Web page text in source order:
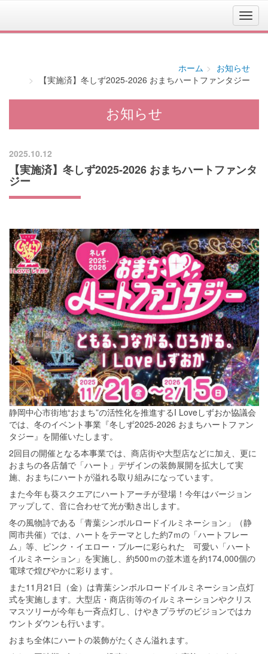
ホーム
お知らせ
【実施済】冬しず2025-2026 おまちハートファンタジー
お知らせ
2025.10.12
【実施済】冬しず2025-2026 おまちハートファンタ
ジー
静岡中心市街地“おまち”の活性化を推進するI Loveしずおか協議会
では、冬のイベント事業『冬しず2025-2026 おまちハートファン
タジー』を開催いたします。
2回目の開催となる本事業では、商店街や大型店などに加え、更に
おまちの各店舗で「ハート」デザインの装飾展開を拡大して実
施、おまちにハートが溢れる取り組みになっています。
また今年も葵スクエアにハートアーチが登場！今年はバージョン
アップして、音に合わせて光が動き出します。
冬の風物詩である「青葉シンボルロードイルミネーション」（静
岡市共催）では、ハートをテーマとした約7ｍの「ハートフレー
ム」等、ピンク・イエロー・ブルーに彩られた 可愛い「ハート
イルミネーション」を実施し、約500ｍの並木道を約174,000個の
電球で煌びやかに彩ります。
また11月21日（金）は青葉シンボルロードイルミネーション点灯
式を実施します。大型店・商店街等のイルミネーションやクリス
マスツリーが今年も一斉点灯し、けやきプラザのビジョンではカ
ウントダウンも行います。
おまち全体にハートの装飾がたくさん溢れます。